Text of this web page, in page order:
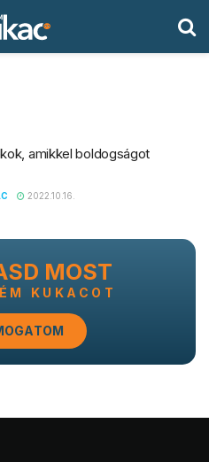
amikkel boldogságot
2022.10.16.
MOST
KUKACOT